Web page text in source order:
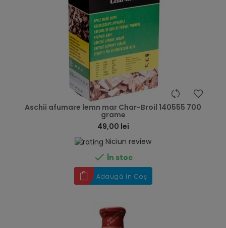
Aschii afumare lemn mar Char-Broil 140555 700
grame
49,00 lei
Niciun review
 În stoc
Adaugă în Coș